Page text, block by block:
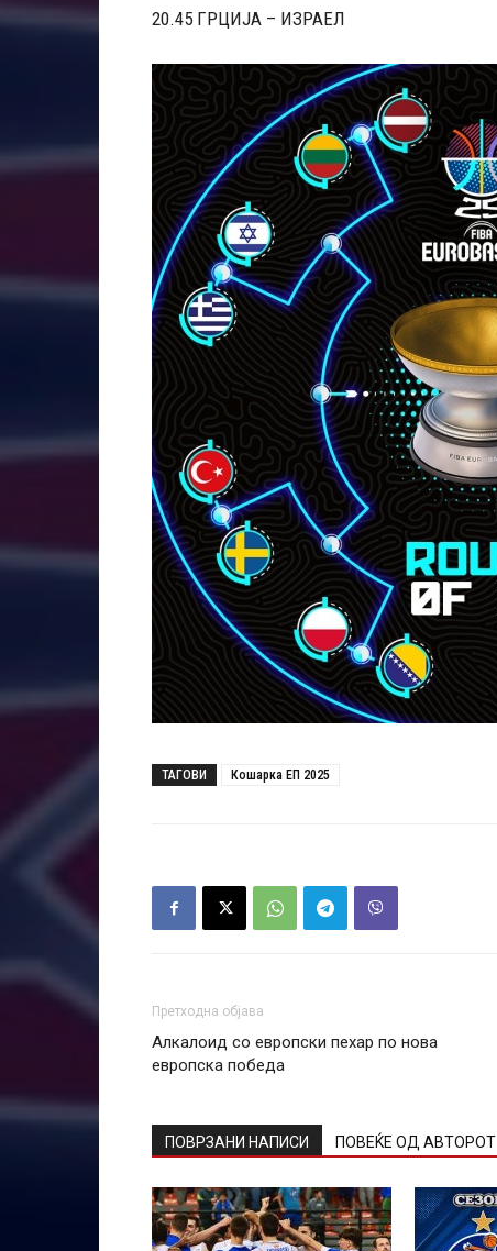
20.45 ГРЦИЈА – ИЗРАЕЛ
ТАГОВИ Кошарка ЕП 2025
Претходна објава
Алкалоид со европски пехар по нова
европска победа
ПОВРЗАНИ НАПИСИ ПОВЕЌЕ ОД АВТОРОТ